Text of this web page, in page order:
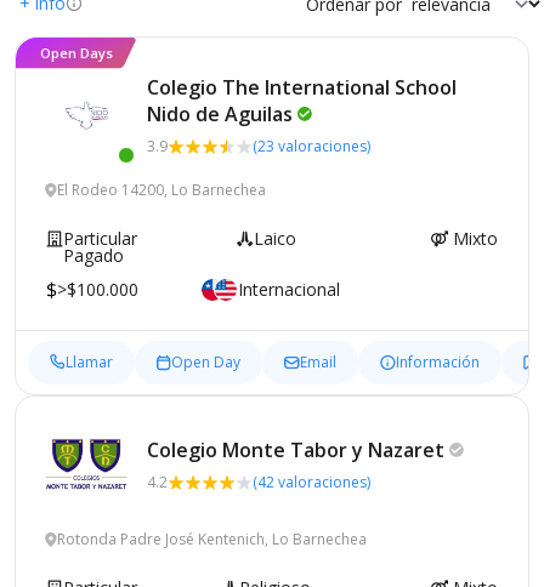
Open Days
Colegio The International School
Nido de Aguilas
3.9 (23 valoraciones)
El Rodeo 14200, Lo Barnechea
Particular
Pagado
Laico Mixto
>$100.000 Internacional
Llamar Open Day Email Información
Colegio Monte Tabor y Nazaret
4.2 (42 valoraciones)
Rotonda Padre José Kentenich, Lo Barnechea